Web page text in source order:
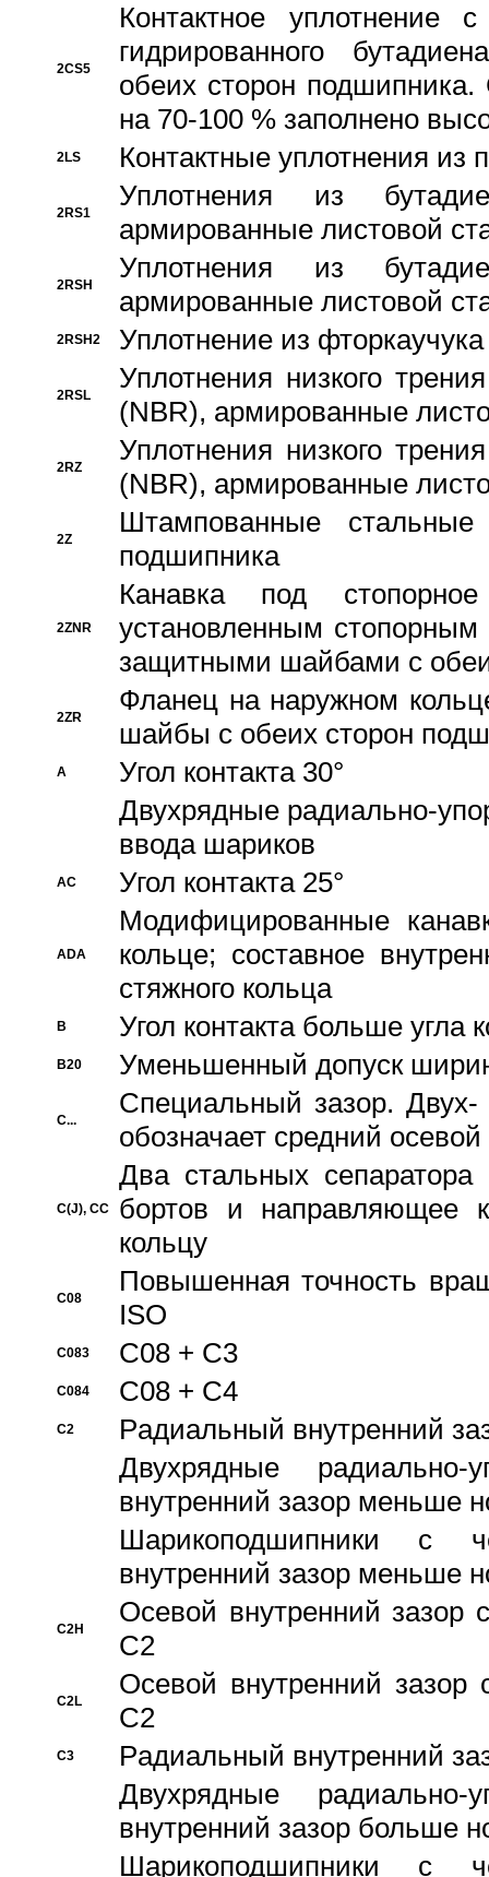
2CS5
Контактное уплотнение
гидрированного
обеих сторон
на 70-100 % заполнено
2LS Контактные уплотнения из
2RS1
Уплотнения из
армированные листовой
2RSH
Уплотнения из
армированные листовой
2RSH2 Уплотнение из
2RSL
Уплотнения низкого
(NBR), армированные
2RZ
Уплотнения низкого
(NBR), армированные
2Z
Штампованные
подшипника
2ZNR
Канавка под
установленным
защитными шайбами с
2ZR
Фланец на наружном
шайбы с обеих сторон
A
Угол контакта 30°
Двухрядные радиально-
ввода шариков
AC Угол контакта 25°
ADA
Модифицированные
кольце; составное
стяжного кольца
B Угол контакта больше угла
B20 Уменьшенный допуск
C...
Специальный зазор.
обозначает средний
C(J), CC
Два стальных сепаратора
бортов и направляющее
кольцу
C08
Повышенная точность
ISO
C083 C08 + C3
C084 C08 + C4
C2
Pадиальный внутренний
Двухрядные радиально-
внутренний зазор меньше
Шарикоподшипники с
внутренний зазор меньше
C2H
Осевой внутренний зазор
C2
C2L
Осевой внутренний зазор
C2
C3
Pадиальный внутренний
Двухрядные радиально-
внутренний зазор больше
Шарикоподшипники с